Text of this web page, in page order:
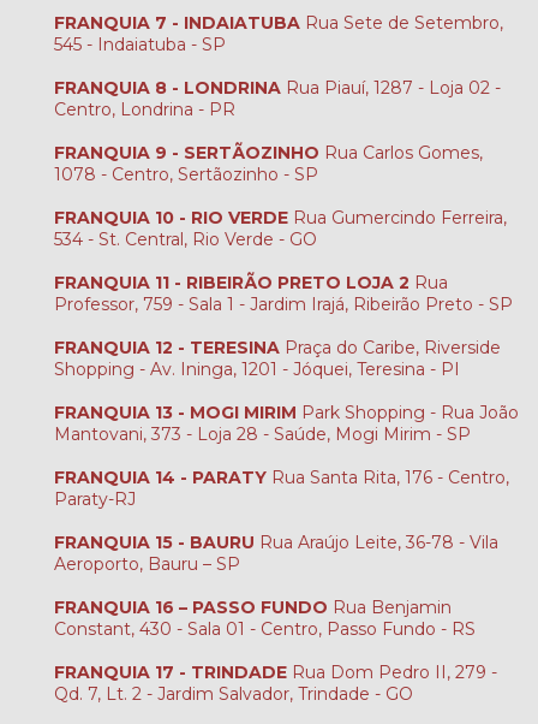
FRANQUIA 7 - INDAIATUBA Rua Sete de Setembro,
545 - Indaiatuba - SP
FRANQUIA 8 - LONDRINA Rua Piauí, 1287 - Loja 02 -
Centro, Londrina - PR
FRANQUIA 9 - SERTÃOZINHO Rua Carlos Gomes,
1078 - Centro, Sertãozinho - SP
FRANQUIA 10 - RIO VERDE Rua Gumercindo Ferreira,
534 - St. Central, Rio Verde - GO
FRANQUIA 11 - RIBEIRÃO PRETO LOJA 2 Rua
Professor, 759 - Sala 1 - Jardim Irajá, Ribeirão Preto - SP
FRANQUIA 12 - TERESINA Praça do Caribe, Riverside
Shopping - Av. Ininga, 1201 - Jóquei, Teresina - PI
FRANQUIA 13 - MOGI MIRIM Park Shopping - Rua João
Mantovani, 373 - Loja 28 - Saúde, Mogi Mirim - SP
FRANQUIA 14 - PARATY Rua Santa Rita, 176 - Centro,
Paraty-RJ
FRANQUIA 15 - BAURU Rua Araújo Leite, 36-78 - Vila
Aeroporto, Bauru – SP
FRANQUIA 16 – PASSO FUNDO Rua Benjamin
Constant, 430 - Sala 01 - Centro, Passo Fundo - RS
FRANQUIA 17 - TRINDADE Rua Dom Pedro II, 279 -
Qd. 7, Lt. 2 - Jardim Salvador, Trindade - GO